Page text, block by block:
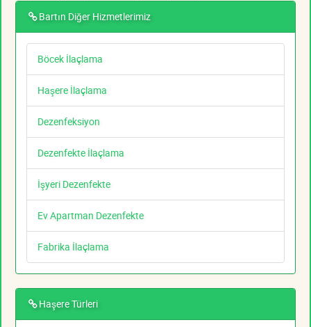
Bartın Diğer Hizmetlerimiz
Böcek İlaçlama
Haşere İlaçlama
Dezenfeksiyon
Dezenfekte İlaçlama
İşyeri Dezenfekte
Ev Apartman Dezenfekte
Fabrika İlaçlama
Haşere Türleri